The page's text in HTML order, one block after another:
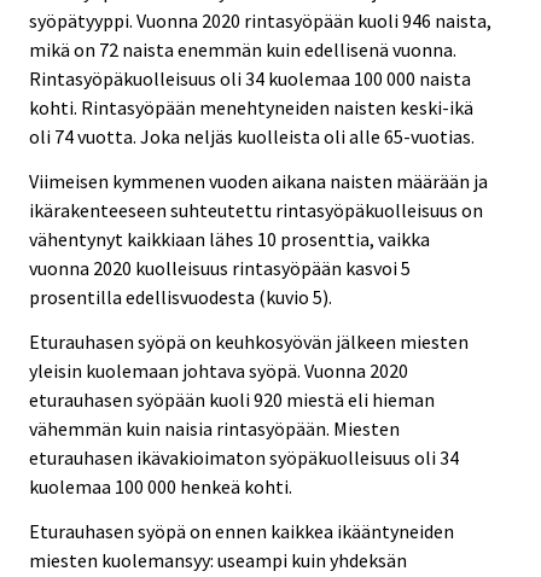
syöpätyyppi. Vuonna 2020 rintasyöpään kuoli 946 naista,
mikä on 72 naista enemmän kuin edellisenä vuonna.
Rintasyöpäkuolleisuus oli 34 kuolemaa 100 000 naista
kohti. Rintasyöpään menehtyneiden naisten keski-ikä
oli 74 vuotta. Joka neljäs kuolleista oli alle 65-vuotias.
Viimeisen kymmenen vuoden aikana naisten määrään ja
ikärakenteeseen suhteutettu rintasyöpäkuolleisuus on
vähentynyt kaikkiaan lähes 10 prosenttia, vaikka
vuonna 2020 kuolleisuus rintasyöpään kasvoi 5
prosentilla edellisvuodesta (kuvio 5).
Eturauhasen syöpä on keuhkosyövän jälkeen miesten
yleisin kuolemaan johtava syöpä. Vuonna 2020
eturauhasen syöpään kuoli 920 miestä eli hieman
vähemmän kuin naisia rintasyöpään. Miesten
eturauhasen ikävakioimaton syöpäkuolleisuus oli 34
kuolemaa 100 000 henkeä kohti.
Eturauhasen syöpä on ennen kaikkea ikääntyneiden
miesten kuolemansyy: useampi kuin yhdeksän